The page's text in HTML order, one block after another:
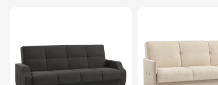
Опции
можно
выбрать
вариаций.
Опции
можно
выбрать